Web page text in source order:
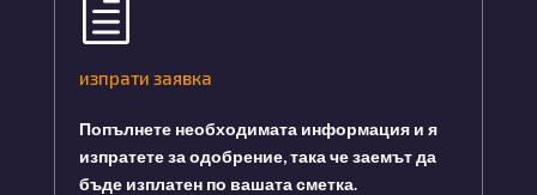
h
изпрати заявка
Попълнете необходимата информация и я
изпратете за одобрение, така че заемът да
бъде изплатен по вашата сметка.